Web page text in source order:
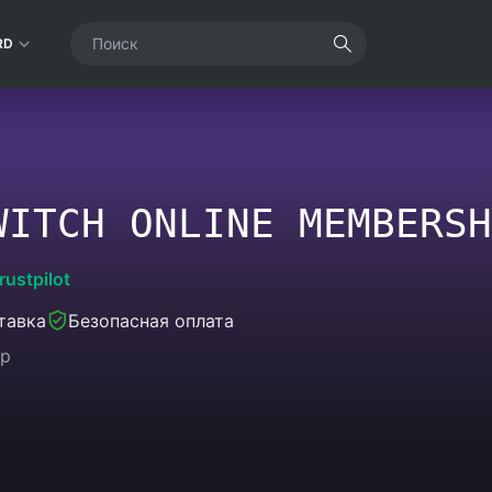
ONLINE
Безопасная оплата